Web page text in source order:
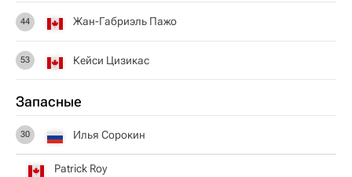
44 Жан-Габриэль Пажо
53 Кейси Цизикас
Запасные
30 Илья Сорокин
Patrick Roy